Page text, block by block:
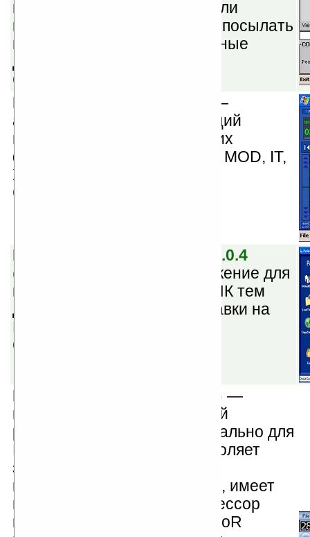
проходящую через RS232 или
инфракрасный порт. Может посылать
и получать ASCII или бинарные
данные.
Скачать
Pomod v0.7
) —
аудиоплеер, поддерживающий
воспроизведение следующих
форматов: MP3, OGG, WAV, MOD, IT,
XM & S3M.
Скачать
Pocket Theme Organizer v2.0.4
(
) — это приложение для
просмотра на настольном ПК тем
для экрана Today и их отправки на
Pocket PC.
Скачать
MeTeoR v1.07
(демоверсия) —
цифровой многодорожечный
рекордер, созданный специально для
Pocket PC. Программа позволяет
записывать до 12 дорожек
высококачественного аудио, имеет
встроенный микшер и процессор
множества эффектов. MeTeoR